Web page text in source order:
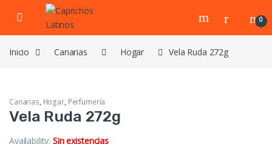
Skip to navigation
Skip to content
0
Inicio Canarias Hogar Vela Ruda 272g
Canarias, Hogar, Perfumería
Vela Ruda 272g
Availability:Sin existencias